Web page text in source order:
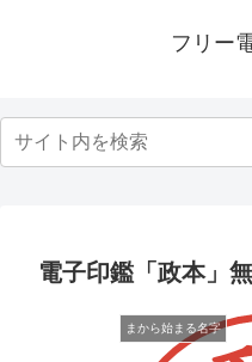
フリー
電子印鑑「政本」
まから始まる名字